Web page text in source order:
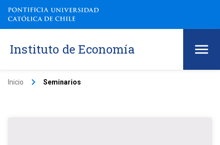
Instituto de Economía
Inicio keyboard_arrow_right Seminarios